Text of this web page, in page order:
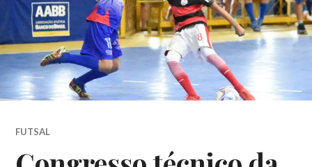
FUTSAL